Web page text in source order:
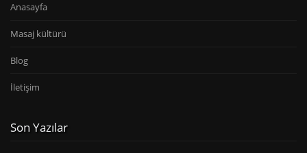
Anasayfa
Masaj kültürü
Blog
İletişim
Son Yazılar